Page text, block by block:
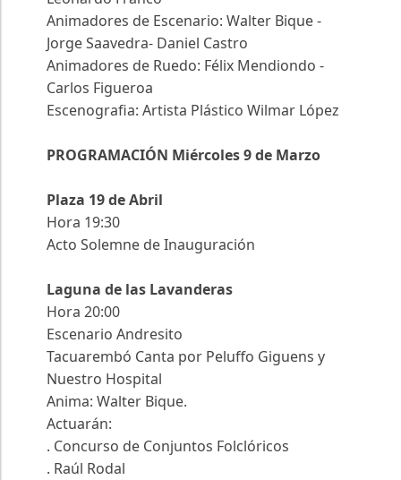
Animadores de Escenario: Walter Bique -
Jorge Saavedra- Daniel Castro
Animadores de Ruedo: Félix Mendiondo -
Carlos Figueroa
Escenografia: Artista Plástico Wilmar López
PROGRAMACIÓN Miércoles 9 de Marzo
Plaza 19 de Abril
Hora 19:30
Acto Solemne de Inauguración
Laguna de las Lavanderas
Hora 20:00
Escenario Andresito
Tacuarembó Canta por Peluffo Giguens y
Nuestro Hospital
Anima: Walter Bique.
Actuarán:
. Concurso de Conjuntos Folclóricos
. Raúl Rodal